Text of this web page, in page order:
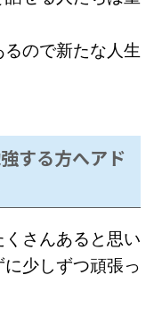
ので新たな人生
する方へアド
さんあると思い
少しずつ頑張っ